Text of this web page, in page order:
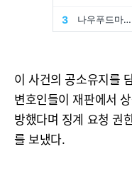
이 사건의 공소유지를
변호인들이 재판에서
방했다며 징계 요청 권
를 보냈다.